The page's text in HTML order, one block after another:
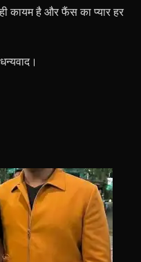
कायम है और फैंस का प्यार हर